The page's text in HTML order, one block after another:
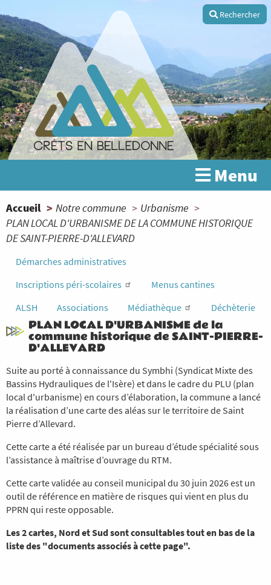
au
contenu
principal
Rechercher
Menu
You
are
here
Accueil Notre commune
Urbanisme
PLAN LOCAL D'URBANISME DE LA COMMUNE HISTORIQUE
DE SAINT-PIERRE-D'ALLEVARD
Démarches administratives
Inscriptions péri-scolaires
Menus cantines
ALSH
Associations Médiathèque Déchèterie
PLAN LOCAL D'URBANISME de la
commune historique de SAINT-PIERRE-
D'ALLEVARD
Suite au porté à connaissance du Symbhi (Syndicat Mixte des
Bassins Hydrauliques de l'Isère) et dans le cadre du PLU (plan
local d'urbanisme) en cours d’élaboration, la commune a lancé
la réalisation d’une carte des aléas sur le territoire de Saint
Pierre d’Allevard.
Cette carte a été réalisée par un bureau d’étude spécialité sous
l’assistance à maîtrise d’ouvrage du RTM.
Cette carte validée au conseil municipal du 30 juin 2026 est un
outil de référence en matière de risques qui vient en plus du
PPRN qui reste opposable.
Les 2 cartes, Nord et Sud sont consultables tout en bas de la
liste des "documents associés à cette page".